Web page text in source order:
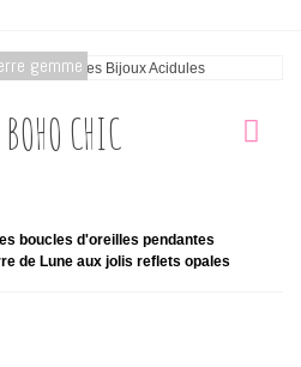
gemme
CHIC
boucles d'oreilles pendantes
de Lune aux jolis reflets opales